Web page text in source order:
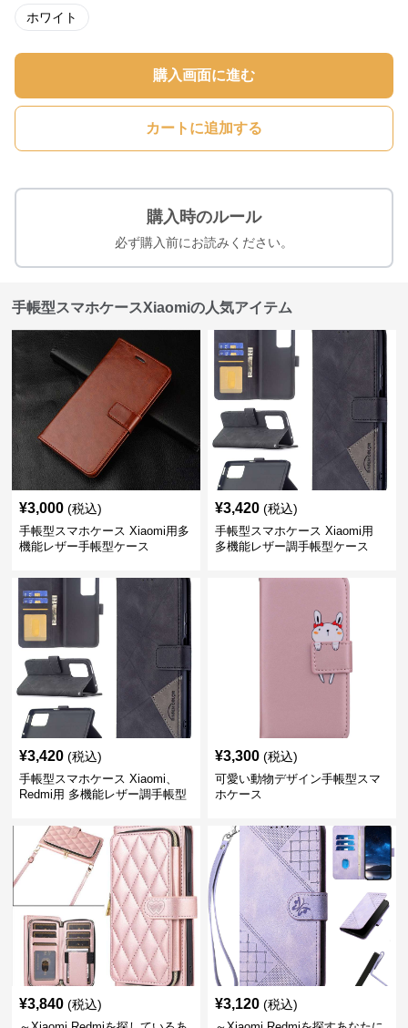
ホワイト
購入画面に進む
カートに追加する
購入時のルール
必ず購入前にお読みください。
手帳型スマホケースXiaomiの人気アイテム
¥3,000 (税込)
手帳型スマホケース Xiaomi用多
機能レザー手帳型ケース
¥3,420 (税込)
手帳型スマホケース Xiaomi用
多機能レザー調手帳型ケース
¥3,420 (税込)
手帳型スマホケース Xiaomi、
Redmi用 多機能レザー調手帳型
¥3,300 (税込)
可愛い動物デザイン手帳型スマ
ホケース
¥3,840 (税込) ¥3,120 (税込)